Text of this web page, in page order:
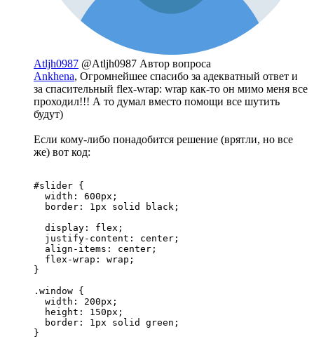
Atljh0987 @Atljh0987 Автор вопроса
Ankhena, Огромнейшее спасибо за адекватный ответ и
за спасительный flex-wrap: wrap как-то он мимо меня все
проходил!!! А то думал вместо помощи все шутить
будут)
Если кому-либо понадобится решение (врятли, но все
же) вот код:
#slider {
  width: 600px;
  border: 1px solid black;
  display: flex;
  justify-content: center;
  align-items: center;
  flex-wrap: wrap;
}
.window {
  width: 200px;
  height: 150px;
  border: 1px solid green;
}